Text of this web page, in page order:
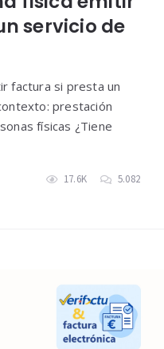
servicio de
factura si presta un
prestación
físicas ¿Tiene
17.6K 5.082